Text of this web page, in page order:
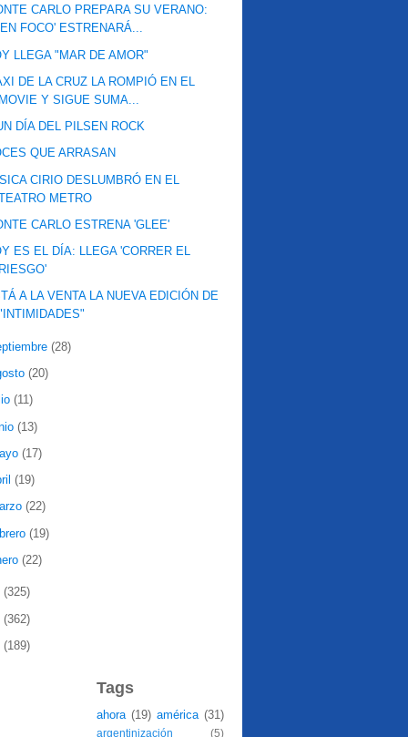
CARLO PREPARA SU VERANO:
FOCO' ESTRENARÁ...
LLEGA "MAR DE AMOR"
DE LA CRUZ LA ROMPIÓ EN EL
Y SIGUE SUMA...
DÍA DEL PILSEN ROCK
QUE ARRASAN
CIRIO DESLUMBRÓ EN EL
METRO
CARLO ESTRENA 'GLEE'
ES EL DÍA: LLEGA 'CORRER EL
A LA VENTA LA NUEVA EDICIÓN DE
(28)
(20)
(11)
(13)
(17)
(19)
(22)
(19)
(22)
(325)
(362)
(189)
Tags
ahora (19) américa (31)
argentinización (5)